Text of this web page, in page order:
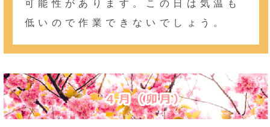
可能性があります。この日は気温も
低いので作業できないでしょう。